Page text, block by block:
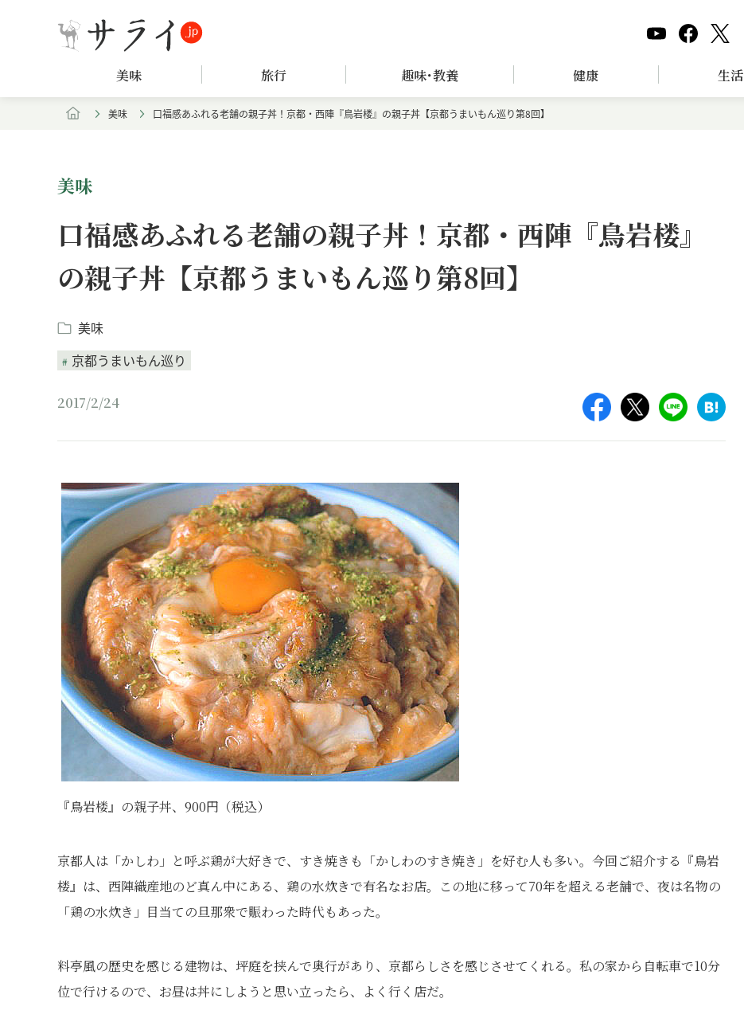
美味 旅行 趣味･教養 健康 生活
美味 口福感あふれる老舗の親子丼！京都・西陣『鳥岩楼』の親子丼【京都うまいもん巡り第8回】
美味
口福感あふれる老舗の親子丼！京都・西陣『鳥岩楼』
の親子丼【京都うまいもん巡り第8回】
美味
京都うまいもん巡り
2017/2/24
『鳥岩楼』の親子丼、900円（税込）
京都人は「かしわ」と呼ぶ鶏が大好きで、すき焼きも「かしわのすき焼き」を好む人も多い。今回ご紹介する『鳥岩
楼』は、西陣織産地のど真ん中にある、鶏の水炊きで有名なお店。この地に移って70年を超える老舗で、夜は名物の
「鶏の水炊き」目当ての旦那衆で賑わった時代もあった。
料亭風の歴史を感じる建物は、坪庭を挟んで奥行があり、京都らしさを感じさせてくれる。私の家から自転車で10分
位で行けるので、お昼は丼にしようと思い立ったら、よく行く店だ。